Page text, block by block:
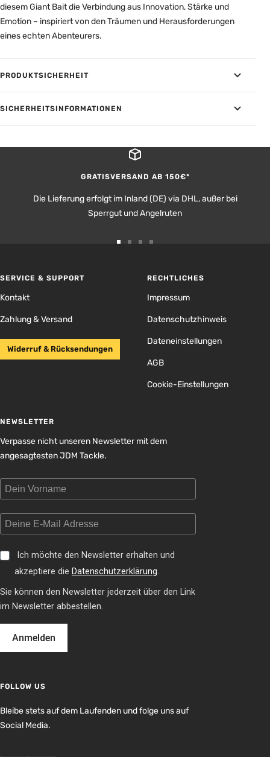
diesem Giant Bait die Verbindung aus Innovation, Stärke und
Emotion – inspiriert von den Träumen und Herausforderungen
eines echten Abenteurers.
PRODUKTSICHERHEIT
SICHERHEITSINFORMATIONEN
GRATISVERSAND AB 150€*
Die Lieferung erfolgt im Inland (DE) via DHL, außer bei
Sperrgut und Angelruten
4
SERVICE & SUPPORT
Kontakt
Zahlung & Versand
Widerruf & Rücksendungen
RECHTLICHES
Impressum
Datenschutzhinweis
Dateneinstellungen
AGB
Cookie-Einstellungen
NEWSLETTER
Verpasse nicht unseren Newsletter mit dem
angesagtesten JDM Tackle.
Ich möchte den Newsletter erhalten und
akzeptiere die Datenschutzerklärung.
Sie können den Newsletter jederzeit über den Link
im Newsletter abbestellen.
Anmelden
FOLLOW US
Bleibe stets auf dem Laufenden und folge uns auf
Social Media.